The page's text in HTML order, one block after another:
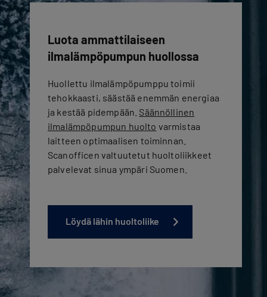
Luota ammattilaiseen
ilmalämpöpumpun huollossa
Huollettu ilmalämpöpumppu toimii
tehokkaasti, säästää enemmän energiaa
ja kestää pidempään. Säännöllinen
ilmalämpöpumpun huolto varmistaa
laitteen optimaalisen toiminnan.
Scanofficen valtuutetut huoltoliikkeet
palvelevat sinua ympäri Suomen.
Löydä lähin huoltoliike